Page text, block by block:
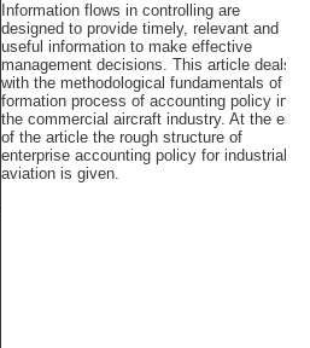
Information flows in controlling are
designed to provide timely, relevant and
useful information to make effective
management decisions. This article deals
with the methodological fundamentals of
formation process of accounting policy in
the commercial aircraft industry. At the end
of the article the rough structure of
enterprise accounting policy for industrial
aviation is given.